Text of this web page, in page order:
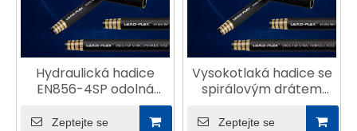
Hydraulická hadice
EN856-4SP odolná
proti povětrnostním
vlivům
Zeptejte se
Vysokotlaká hadice se
spirálovým drátem
Zeptejte se